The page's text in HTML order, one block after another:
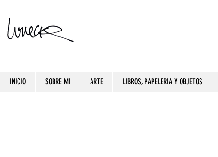
INICIO SOBRE MI ARTE LIBROS, PAPELERIA Y OBJETOS